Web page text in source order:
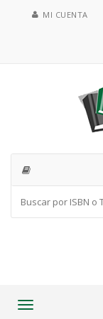
MI CUENTA
Toggle